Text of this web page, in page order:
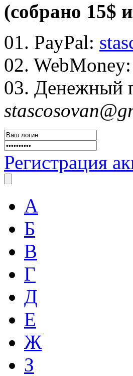
(собрано 15$
01. PayPal:
02. WebMoney:
03. Денежный
Регистрация
А
Б
В
Г
Д
Е
Ж
З